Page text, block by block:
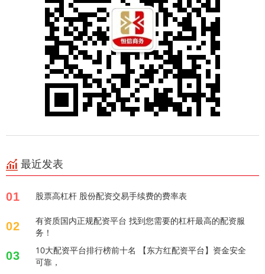
最近发表
01 股票高杠杆 股份配资交易手续费的费率表
02
有资质国内正规配资平台 找到您需要的杠杆最高的配资服
务！
03
10大配资平台排行榜前十名 【东方红配资平台】资金安全
可靠，